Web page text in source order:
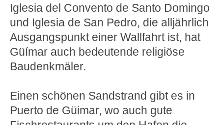
Iglesia del Convento de Santo Domingo
und Iglesia de San Pedro, die alljährlich
Ausgangspunkt einer Wallfahrt ist, hat
Güímar auch bedeutende religiöse
Baudenkmäler.
Einen schönen Sandstrand gibt es in
Puerto de Güimar, wo auch gute